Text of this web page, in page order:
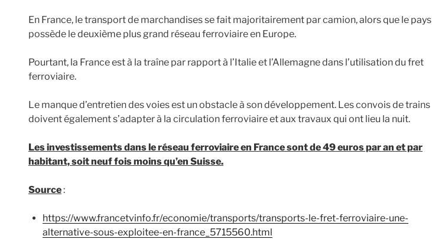
En France, le transport de marchandises se fait majoritairement par camion, alors que le pays
possède le deuxième plus grand réseau ferroviaire en Europe.
Pourtant, la France est à la traîne par rapport à l’Italie et l’Allemagne dans l’utilisation du fret
ferroviaire.
Le manque d’entretien des voies est un obstacle à son développement. Les convois de trains
doivent également s’adapter à la circulation ferroviaire et aux travaux qui ont lieu la nuit.
Les investissements dans le réseau ferroviaire en France sont de 49 euros par an et par
habitant, soit neuf fois moins qu’en Suisse.
Source:
https://www.francetvinfo.fr/economie/transports/transports-le-fret-ferroviaire-une-
alternative-sous-exploitee-en-france_5715560.html